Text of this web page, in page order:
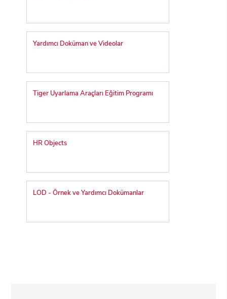
Yardımcı Doküman ve Videolar
Tiger Uyarlama Araçları Eğitim Programı
HR Objects
LOD - Örnek ve Yardımcı Dokümanlar